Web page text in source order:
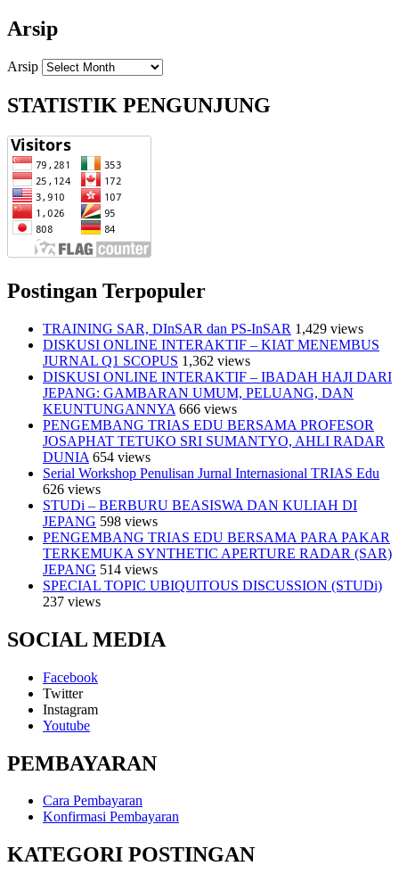
Arsip
Arsip
STATISTIK PENGUNJUNG
Postingan Terpopuler
TRAINING SAR, DInSAR dan PS-InSAR 1,429 views
DISKUSI ONLINE INTERAKTIF – KIAT MENEMBUS
JURNAL Q1 SCOPUS 1,362 views
DISKUSI ONLINE INTERAKTIF – IBADAH HAJI DARI
JEPANG: GAMBARAN UMUM, PELUANG, DAN
KEUNTUNGANNYA 666 views
PENGEMBANG TRIAS EDU BERSAMA PROFESOR
JOSAPHAT TETUKO SRI SUMANTYO, AHLI RADAR
DUNIA 654 views
Serial Workshop Penulisan Jurnal Internasional TRIAS Edu
626 views
STUDi – BERBURU BEASISWA DAN KULIAH DI
JEPANG 598 views
PENGEMBANG TRIAS EDU BERSAMA PARA PAKAR
TERKEMUKA SYNTHETIC APERTURE RADAR (SAR)
JEPANG 514 views
SPECIAL TOPIC UBIQUITOUS DISCUSSION (STUDi)
237 views
SOCIAL MEDIA
Facebook
Twitter
Instagram
Youtube
PEMBAYARAN
Cara Pembayaran
Konfirmasi Pembayaran
KATEGORI POSTINGAN